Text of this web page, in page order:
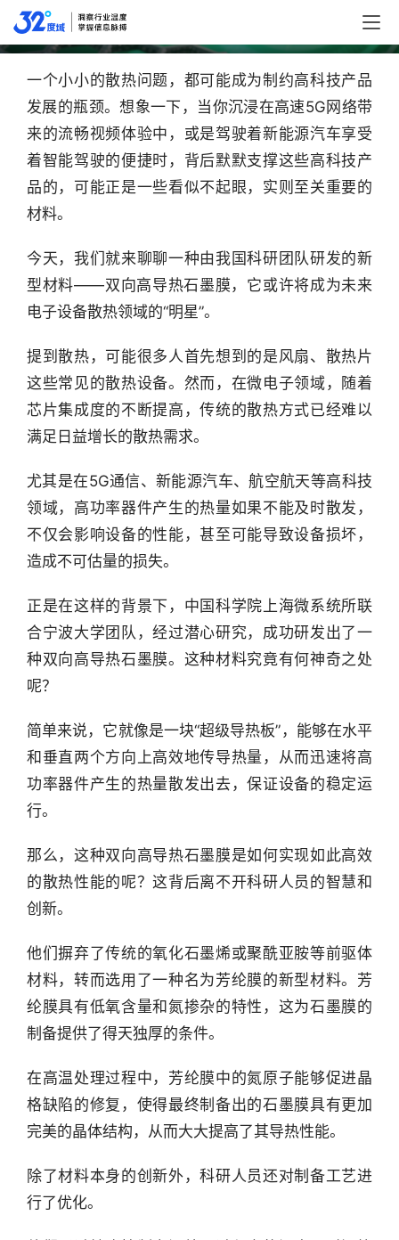
发出双向高导热石墨膜
一个小小的散热问题，都可能成为制约高科技产品
发展的瓶颈。想象一下，当你沉浸在高速5G网络带
来的流畅视频体验中，或是驾驶着新能源汽车享受
着智能驾驶的便捷时，背后默默支撑这些高科技产
品的，可能正是一些看似不起眼，实则至关重要的
材料。
今天，我们就来聊聊一种由我国科研团队研发的新
型材料——双向高导热石墨膜，它或许将成为未来
电子设备散热领域的“明星”。
提到散热，可能很多人首先想到的是风扇、散热片
这些常见的散热设备。然而，在微电子领域，随着
芯片集成度的不断提高，传统的散热方式已经难以
满足日益增长的散热需求。
尤其是在5G通信、新能源汽车、航空航天等高科技
领域，高功率器件产生的热量如果不能及时散发，
不仅会影响设备的性能，甚至可能导致设备损坏，
造成不可估量的损失。
正是在这样的背景下，中国科学院上海微系统所联
合宁波大学团队，经过潜心研究，成功研发出了一
种双向高导热石墨膜。这种材料究竟有何神奇之处
呢？
简单来说，它就像是一块“超级导热板”，能够在水平
和垂直两个方向上高效地传导热量，从而迅速将高
功率器件产生的热量散发出去，保证设备的稳定运
行。
那么，这种双向高导热石墨膜是如何实现如此高效
的散热性能的呢？这背后离不开科研人员的智慧和
创新。
他们摒弃了传统的氧化石墨烯或聚酰亚胺等前驱体
材料，转而选用了一种名为芳纶膜的新型材料。芳
纶膜具有低氧含量和氮掺杂的特性，这为石墨膜的
制备提供了得天独厚的条件。
在高温处理过程中，芳纶膜中的氮原子能够促进晶
格缺陷的修复，使得最终制备出的石墨膜具有更加
完美的晶体结构，从而大大提高了其导热性能。
除了材料本身的创新外，科研人员还对制备工艺进
行了优化。